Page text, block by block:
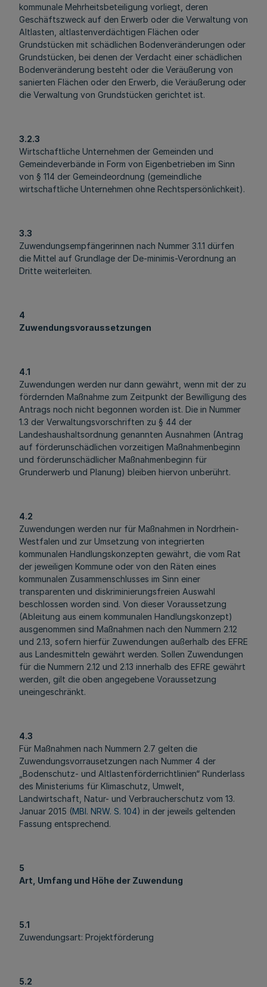
kommunale Mehrheitsbeteiligung vorliegt, deren
Geschäftszweck auf den Erwerb oder die Verwaltung von
Altlasten, altlastenverdächtigen Flächen oder
Grundstücken mit schädlichen Bodenveränderungen oder
Grundstücken, bei denen der Verdacht einer schädlichen
Bodenveränderung besteht oder die Veräußerung von
sanierten Flächen oder den Erwerb, die Veräußerung oder
die Verwaltung von Grundstücken gerichtet ist.
3.2.3
Wirtschaftliche Unternehmen der Gemeinden und
Gemeindeverbände in Form von Eigenbetrieben im Sinn
von § 114 der Gemeindeordnung (gemeindliche
wirtschaftliche Unternehmen ohne Rechtspersönlichkeit).
3.3
Zuwendungsempfängerinnen nach Nummer 3.1.1 dürfen
die Mittel auf Grundlage der De-minimis-Verordnung an
Dritte weiterleiten.
4
Zuwendungsvoraussetzungen
4.1
Zuwendungen werden nur dann gewährt, wenn mit der zu
fördernden Maßnahme zum Zeitpunkt der Bewilligung des
Antrags noch nicht begonnen worden ist. Die in Nummer
1.3 der Verwaltungsvorschriften zu § 44 der
Landeshaushaltsordnung genannten Ausnahmen (Antrag
auf förderunschädlichen vorzeitigen Maßnahmenbeginn
und förderunschädlicher Maßnahmenbeginn für
Grunderwerb und Planung) bleiben hiervon unberührt.
4.2
Zuwendungen werden nur für Maßnahmen in Nordrhein-
Westfalen und zur Umsetzung von integrierten
kommunalen Handlungskonzepten gewährt, die vom Rat
der jeweiligen Kommune oder von den Räten eines
kommunalen Zusammenschlusses im Sinn einer
transparenten und diskriminierungsfreien Auswahl
beschlossen worden sind. Von dieser Voraussetzung
(Ableitung aus einem kommunalen Handlungskonzept)
ausgenommen sind Maßnahmen nach den Nummern 2.12
und 2.13, sofern hierfür Zuwendungen außerhalb des EFRE
aus Landesmitteln gewährt werden. Sollen Zuwendungen
für die Nummern 2.12 und 2.13 innerhalb des EFRE gewährt
werden, gilt die oben angegebene Voraussetzung
uneingeschränkt.
4.3
Für Maßnahmen nach Nummern 2.7 gelten die
Zuwendungsvorrausetzungen nach Nummer 4 der
„Bodenschutz- und Altlastenförderrichtlinien“ Runderlass
des Ministeriums für Klimaschutz, Umwelt,
Landwirtschaft, Natur- und Verbraucherschutz vom 13.
Januar 2015 (MBl. NRW. S. 104) in der jeweils geltenden
Fassung entsprechend.
5
Art, Umfang und Höhe der Zuwendung
5.1
Zuwendungsart: Projektförderung
5.2